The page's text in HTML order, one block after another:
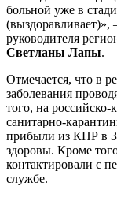
больной уже в
руководителя
Светланы Лапы.
Отмечается, что в
заболевания
того, на
санитарно-
прибыли из КНР в
здоровы. Кроме
контактировали с
службе.